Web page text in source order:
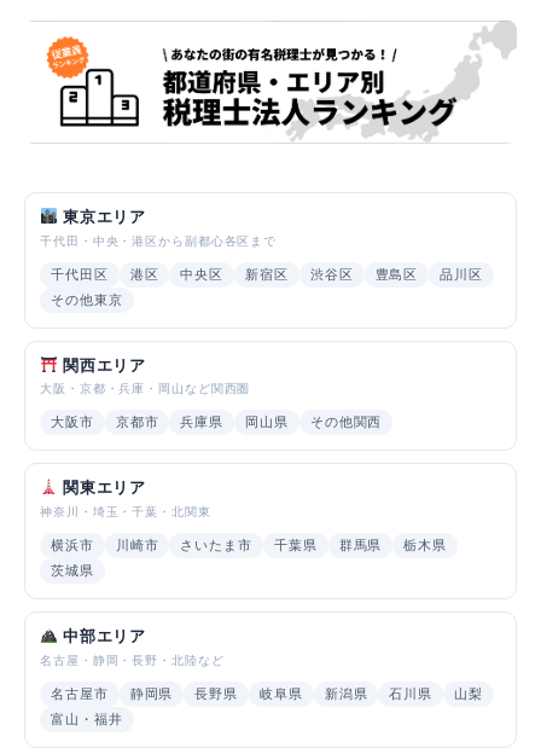
東京エリア
千代田・中央・港区から副都心各区まで
千代田区 港区 中央区 新宿区 渋谷区 豊島区
品川区
その他東京
関西エリア
大阪・京都・兵庫・岡山など関西圏
大阪市 京都市 兵庫県 岡山県 その他関西
関東エリア
神奈川・埼玉・千葉・北関東
横浜市 川崎市 さいたま市 千葉県 群馬県
栃木県
茨城県
中部エリア
名古屋・静岡・長野・北陸など
名古屋市 静岡県 長野県 岐阜県 新潟県 石川県
山梨
富山・福井